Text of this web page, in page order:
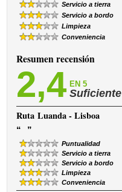
Servicio a tierra
Servicio a bordo
Limpieza
Conveniencia
Resumen recensión
2,4 EN 5
Suficiente
RutaLuanda - Lisboa
“ ”
Puntualidad
Servicio a tierra
Servicio a bordo
Limpieza
Conveniencia